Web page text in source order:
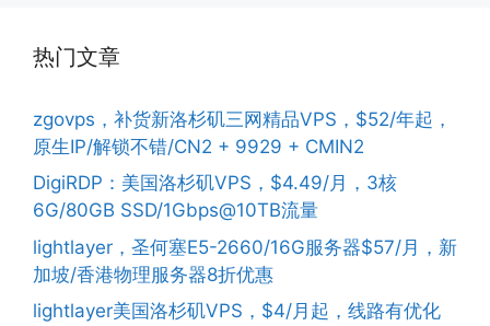
热门文章
zgovps，补货新洛杉矶三网精品VPS，$52/年起，
原生IP/解锁不错/CN2 + 9929 + CMIN2
DigiRDP：美国洛杉矶VPS，$4.49/月，3核
6G/80GB SSD/1Gbps@10TB流量
lightlayer，圣何塞E5-2660/16G服务器$57/月，新
加坡/香港物理服务器8折优惠
lightlayer美国洛杉矶VPS，$4/月起，线路有优化